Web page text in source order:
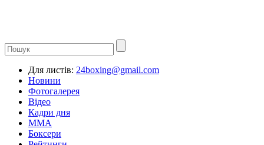
Для листів: 24boxing@gmail.com
Новини
Фотогалерея
Відео
Кадри дня
ММА
Боксери